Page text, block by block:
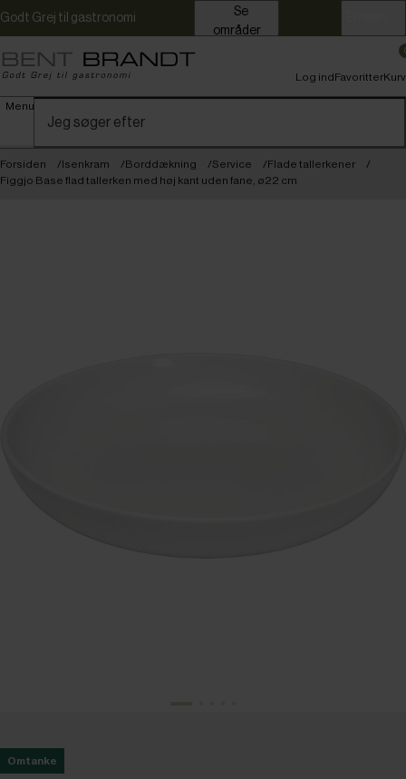
Godt Grej til gastronomi
områder
Menu
Log indFavoritterKurv
Forsiden Isenkram Borddækning Service
Flade tallerkener
Figgjo Base flad tallerken med høj kant uden fane, ø22 cm
Omtanke